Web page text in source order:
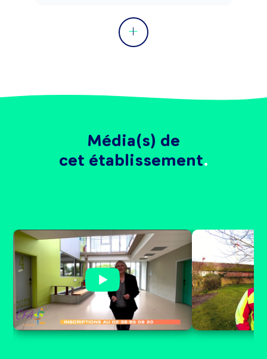
Média(s) de
cet établissement
L'offre de formation au CFA
Agricole Départemental du
Loiret - par Isabelle Foix
CFA
Loiret :